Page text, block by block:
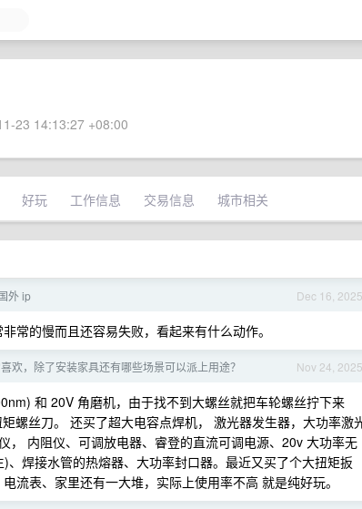
23 14:13:27 +08:00
好玩 工作信息 交易信息 城市相关
Dec 16, 2025
外 ip
常的慢而且还容易失败，看起来有什么动作。
Nov 24, 2025
欢，除了安装家具还有哪些场景可以派上用途？
和 20V 角磨机，由于找不到大螺丝就把车轮螺丝拧下来
螺丝刀。 还买了超大电容点焊机， 激光器发生器，大功率激
， 内阻仪、可调放电器、睿登的直流可调电源、20v 大功率无
焊接水管的热熔器、大功率封口器。最近又买了个大扭矩扳
流表、家里还有一大堆，实际上使用率不高 就是纯好玩。